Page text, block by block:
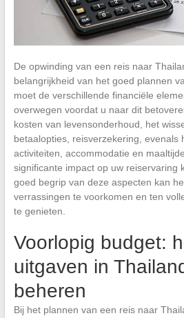
De opwinding van een reis naar
belangrijkheid van het goed plannen
moet de verschillende financiële
overwegen voordat u naar dit
kosten van levensonderhoud, het
betaalopties, reisverzekering, evenals
activiteiten, accommodatie en
significante impact op uw reiservaring
goed begrip van deze aspecten kan
verrassingen te voorkomen en ten
te genieten.
Voorlopig budget:
uitgaven in
beheren
Bij het plannen van een reis naar